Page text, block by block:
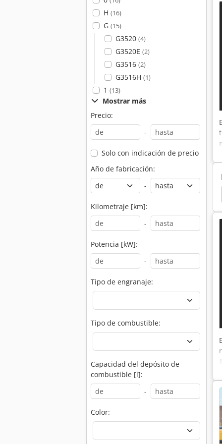
H (16)
G (15)
G3520 (4)
G3520E (2)
G3516 (2)
G3516H (1)
1 (13)
Mostrar más
Precio:
-
Solo con indicación de precio
Año de fabricación:
-
Kilometraje [km]:
-
Potencia [kW]:
-
Tipo de engranaje:
Tipo de combustible:
Capacidad del depósito de
combustible [l]:
-
Color:
Cargador Caterpillar 229